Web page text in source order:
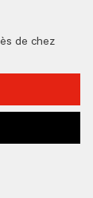
de chez